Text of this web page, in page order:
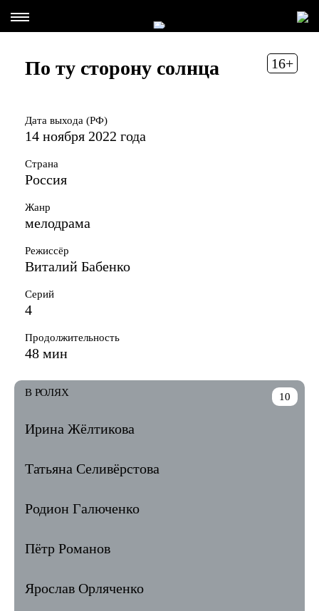
16+
По ту сторону солнца
Дата выхода (РФ)
14 ноября 2022 года
Страна
Россия
Жанр
мелодрама
Режиссёр
Виталий Бабенко
Серий
4
Продолжительность
48 мин
10
В РОЛЯХ
Ирина Жёлтикова
Татьяна Селивёрстова
Родион Галюченко
Пётр Романов
Ярослав Орляченко